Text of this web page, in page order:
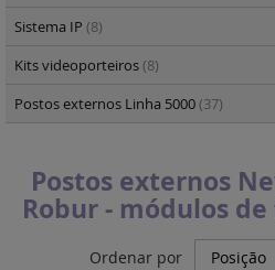
Postos externos
Robur - módulos
Ordenar por
Sistema IP (8)
Kits videoporteiros(8)
Postos externos Linha 5000(37)